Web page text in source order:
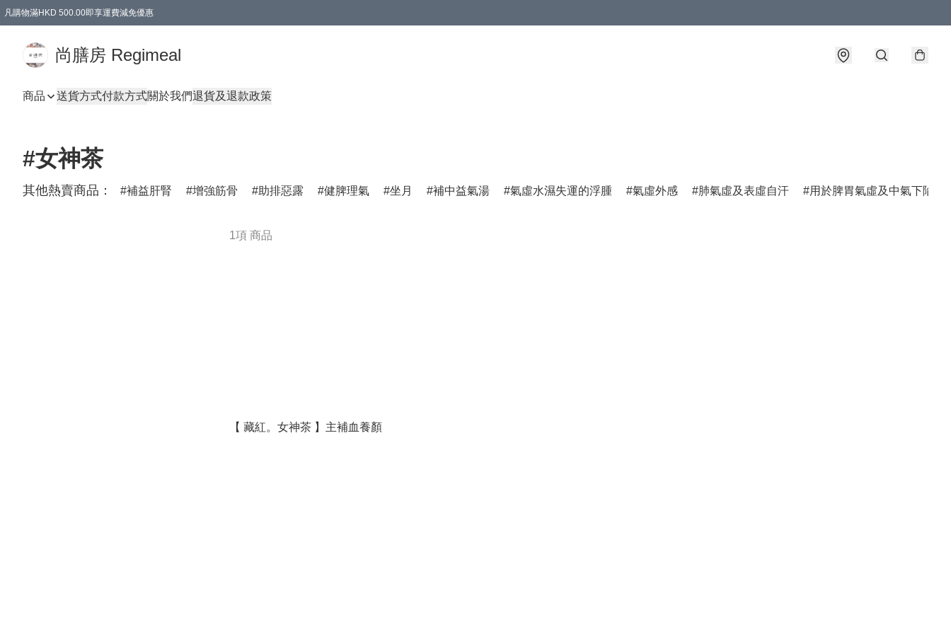
凡購物滿HKD 500.00即享運費減免優惠
尚膳房 Regimeal
商品 送貨方式付款方式關於我們退貨及退款政策
#女神茶
其他熱賣商品： 補益肝腎 增強筋骨 助排惡露 健脾理氣 坐月 補中益氣湯 氣虛水濕失運的浮腫 氣虛外感 肺氣虛及表虛自汗 用於脾胃氣虛及中氣下陷諸
1項 商品
【 藏紅。女神茶 】主補血養顏